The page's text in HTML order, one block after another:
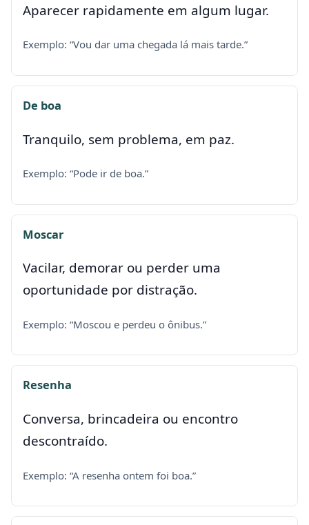
Aparecer rapidamente em algum lugar.
Exemplo: “Vou dar uma chegada lá mais tarde.”
De boa
Tranquilo, sem problema, em paz.
Exemplo: “Pode ir de boa.”
Moscar
Vacilar, demorar ou perder uma
oportunidade por distração.
Exemplo: “Moscou e perdeu o ônibus.”
Resenha
Conversa, brincadeira ou encontro
descontraído.
Exemplo: “A resenha ontem foi boa.”